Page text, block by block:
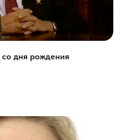
дня рождения